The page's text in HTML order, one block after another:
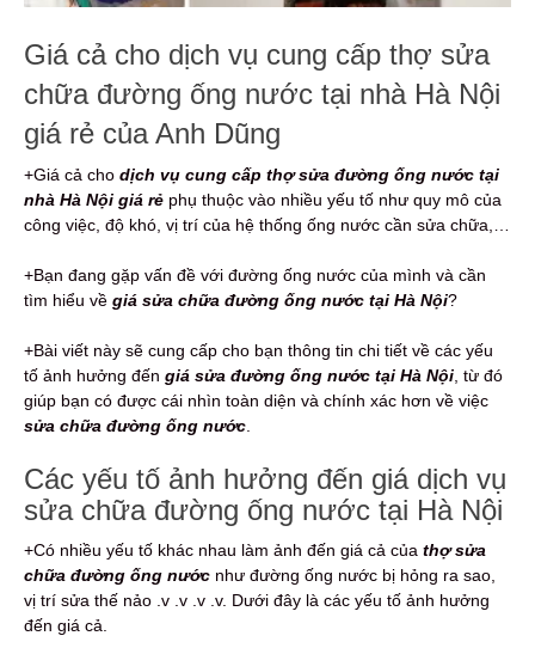
Giá cả cho dịch vụ cung cấp thợ sửa
chữa đường ống nước tại nhà Hà Nội
giá rẻ của Anh Dũng
+Giá cả cho dịch vụ cung cấp thợ sửa đường ống nước tại
nhà Hà Nội giá rẻ phụ thuộc vào nhiều yếu tố như quy mô của
công việc, độ khó, vị trí của hệ thống ống nước cần sửa chữa,…
+Bạn đang gặp vấn đề với đường ống nước của mình và cần
tìm hiểu về giá sửa chữa đường ống nước tại Hà Nội?
+Bài viết này sẽ cung cấp cho bạn thông tin chi tiết về các yếu
tố ảnh hưởng đến giá sửa đường ống nước tại Hà Nội, từ đó
giúp bạn có được cái nhìn toàn diện và chính xác hơn về việc
sửa chữa đường ống nước.
Các yếu tố ảnh hưởng đến giá dịch vụ
sửa chữa đường ống nước tại Hà Nội
+Có nhiều yếu tố khác nhau làm ảnh đến giá cả của thợ sửa
chữa đường ống nước như đường ống nước bị hỏng ra sao,
vị trí sửa thế nảo .v .v .v .v. Dưới đây là các yếu tố ảnh hưởng
đến giá cả.